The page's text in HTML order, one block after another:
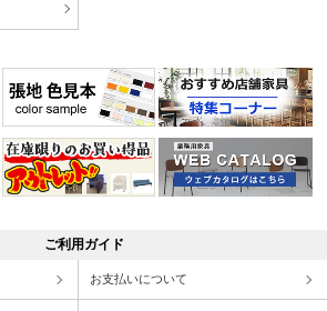
ご利用ガイド
お支払いについて